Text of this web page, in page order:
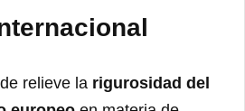
relieve la rigurosidad del